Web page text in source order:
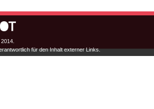
für den Inhalt externer Links.